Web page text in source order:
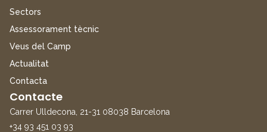
Sectors
Assessorament tècnic
Veus del Camp
Actualitat
Contacta
Contacte
Carrer Ulldecona, 21-31 08038 Barcelona
+34 93 451 03 93